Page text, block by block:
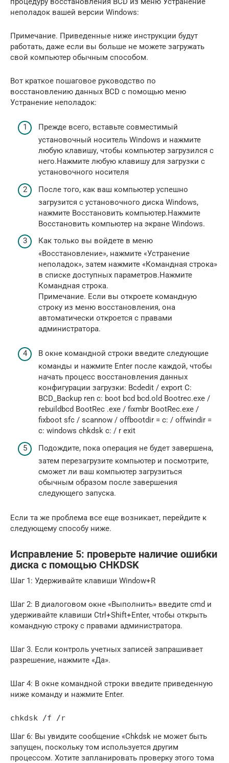
неполадок вашей версии Windows:
Примечание. Приведенные ниже инструкции будут
работать, даже если вы больше не можете загружать
свой компьютер обычным способом.
Вот краткое пошаговое руководство по
восстановлению данных BCD с помощью меню
Устранение неполадок:
Прежде всего, вставьте совместимый
установочный носитель Windows и нажмите
любую клавишу, чтобы компьютер загрузился с
него.Нажмите любую клавишу для загрузки с
установочного носителя
После того, как ваш компьютер успешно
загрузится с установочного диска Windows,
нажмите Восстановить компьютер.Нажмите
Восстановить компьютер на экране Windows.
Как только вы войдете в меню
«Восстановление», нажмите «Устранение
неполадок», затем нажмите «Командная строка»
в списке доступных параметров.Нажмите
Командная строка.
Примечание. Если вы откроете командную
строку из меню восстановления, она
автоматически откроется с правами
администратора.
В окне командной строки введите следующие
команды и нажмите Enter после каждой, чтобы
начать процесс восстановления данных
конфигурации загрузки: Bcdedit / export C:
BCD_Backup ren c: boot bcd bcd.old Bootrec.exe /
rebuildbcd BootRec .exe / fixmbr BootRec.exe /
fixboot sfc / scannow / offbootdir = c: / offwindir =
c: windows chkdsk c: / r exit
Подождите, пока операция не будет завершена,
затем перезагрузите компьютер и посмотрите,
сможет ли ваш компьютер загрузиться
обычным образом после завершения
следующего запуска.
Если та же проблема все еще возникает, перейдите к
следующему способу ниже.
Исправление 5: проверьте наличие ошибки
диска с помощью CHKDSK
Шаг 1: Удерживайте клавиши Window+R
Шаг 2: В диалоговом окне «Выполнить» введите cmd и
удерживайте клавиши Ctrl+Shift+Enter, чтобы открыть
командную строку с правами администратора.
Шаг 3. Если контроль учетных записей запрашивает
разрешение, нажмите «Да».
Шаг 4: В окне командной строки введите приведенную
ниже команду и нажмите Enter.
chkdsk /f /r
Шаг 6: Вы увидите сообщение «Chkdsk не может быть
запущен, поскольку том используется другим
процессом. Хотите запланировать проверку этого тома